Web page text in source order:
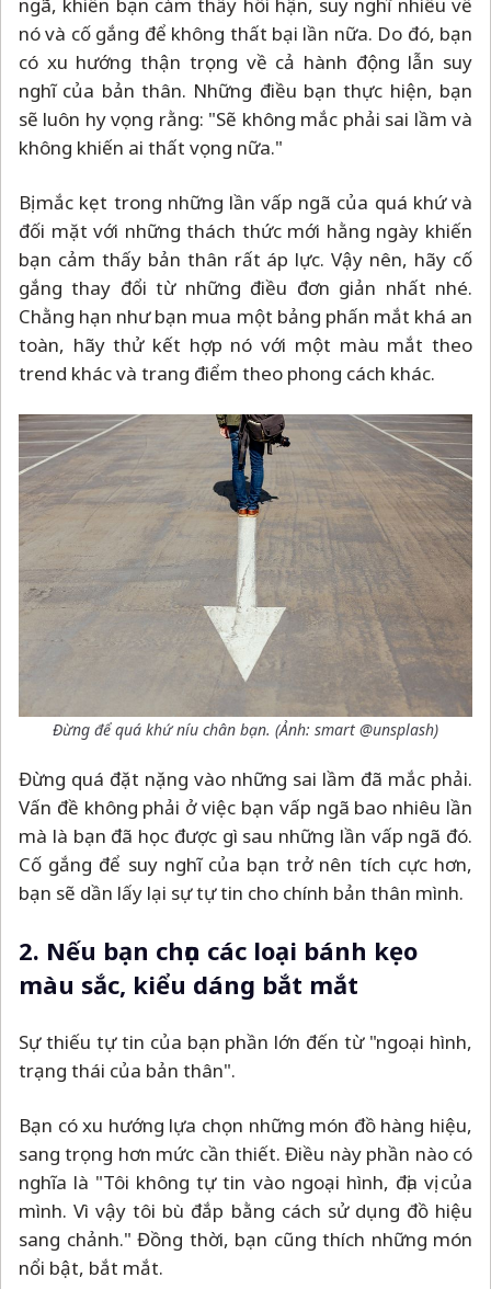
ngã, khiến bạn cảm thấy hối hận, suy nghĩ nhiều về
nó và cố gắng để không thất bại lần nữa. Do đó, bạn
có xu hướng thận trọng về cả hành động lẫn suy
nghĩ của bản thân. Những điều bạn thực hiện, bạn
sẽ luôn hy vọng rằng: "Sẽ không mắc phải sai lầm và
không khiến ai thất vọng nữa."
Bị mắc kẹt trong những lần vấp ngã của quá khứ và
đối mặt với những thách thức mới hằng ngày khiến
bạn cảm thấy bản thân rất áp lực. Vậy nên, hãy cố
gắng thay đổi từ những điều đơn giản nhất nhé.
Chằng hạn như bạn mua một bảng phấn mắt khá an
toàn, hãy thử kết hợp nó với một màu mắt theo
trend khác và trang điểm theo phong cách khác.
Đừng để quá khứ níu chân bạn. (Ảnh: smart @unsplash)
Đừng quá đặt nặng vào những sai lầm đã mắc phải.
Vấn đề không phải ở việc bạn vấp ngã bao nhiêu lần
mà là bạn đã học được gì sau những lần vấp ngã đó.
Cố gắng để suy nghĩ của bạn trở nên tích cực hơn,
bạn sẽ dần lấy lại sự tự tin cho chính bản thân mình.
2. Nếu bạn chọn các loại bánh kẹo
màu sắc, kiểu dáng bắt mắt
Sự thiếu tự tin của bạn phần lớn đến từ "ngoại hình,
trạng thái của bản thân".
Bạn có xu hướng lựa chọn những món đồ hàng hiệu,
sang trọng hơn mức cần thiết. Điều này phần nào có
nghĩa là "Tôi không tự tin vào ngoại hình, địa vị của
mình. Vì vậy tôi bù đắp bằng cách sử dụng đồ hiệu
sang chảnh." Đồng thời, bạn cũng thích những món
nổi bật, bắt mắt.